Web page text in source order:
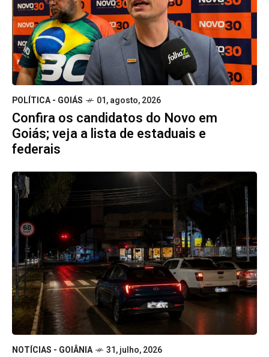
POLÍTICA - GOIÁS 01, agosto, 2026
Confira os candidatos do Novo em
Goiás; veja a lista de estaduais e
federais
NOTÍCIAS - GOIÂNIA 31, julho, 2026